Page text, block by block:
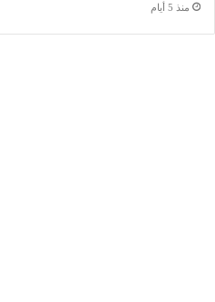
منذ 5 أيام